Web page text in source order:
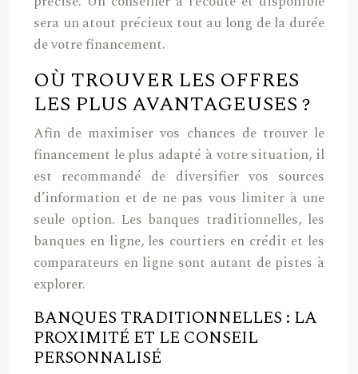
sera un atout précieux tout au long de la durée
de votre financement.
OÙ TROUVER LES OFFRES
LES PLUS AVANTAGEUSES ?
Afin de maximiser vos chances de trouver le
financement le plus adapté à votre situation, il
est recommandé de diversifier vos sources
d’information et de ne pas vous limiter à une
seule option. Les banques traditionnelles, les
banques en ligne, les courtiers en crédit et les
comparateurs en ligne sont autant de pistes à
explorer.
BANQUES TRADITIONNELLES : LA
PROXIMITÉ ET LE CONSEIL
PERSONNALISÉ